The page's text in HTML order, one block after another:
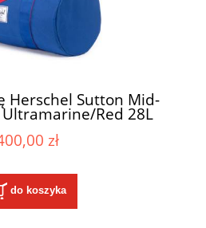
Herschel Sutton Mid-
Red 28L
zł
do koszyka